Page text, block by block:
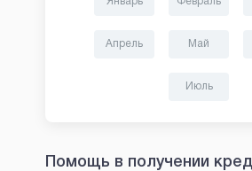
Апрель Май
Июль
Помощь в получении